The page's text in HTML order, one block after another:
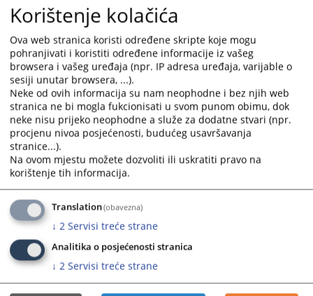
(trihiljadekonvertibilnihmaraka) koju je optuženi dužan platiti u
roku od 30 (trideset) dana od dana pravosnažnosti presude.
Na osnovu čl. 99 st. 1 Zakona o krivičnom postupku Republike
Srpske u vezi sa čl. 96 Zakona o krivičnom postupku Republike
Srpske, optuženi je dužan platiti troškove postupka na ime
sudskog paušala iznos od 400,00 KM
(četiristokonvertibilnihmaraka), te na ime medicinskog
vještačenja iznos od 150,00 KM
(stotinupedesetkonvertibilnihmaraka), sve u roku od 30
(trideset) dana po pravosnažnosti presude.
Napomena: presuda nije pravosnažna
Prikazana vijest je na: Srpski jezik
470PREGLEDA
Korištenje kolačića
Ova web stranica koristi određene skripte koje mogu
pohranjivati i koristiti određene informacije iz vašeg
browsera i vašeg uređaja (npr. IP adresa uređaja, varijable o
sesiji unutar browsera, ...).
Neke od ovih informacija su nam neophodne i bez njih web
stranica ne bi mogla fukcionisati u svom punom obimu, dok
neke nisu prijeko neophodne a služe za dodatne stvari (npr.
procjenu nivoa posjećenosti, budućeg usavršavanja
stranice...).
Na ovom mjestu možete dozvoliti ili uskratiti pravo na
korištenje tih informacija.
Translation(obavezna)
↓ 2 Servisi treće strane
Analitika o posjećenosti stranica
↓ 2 Servisi treće strane